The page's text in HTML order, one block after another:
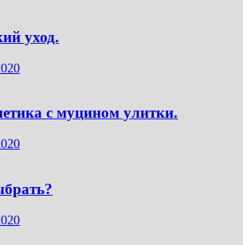
уход.
с муцином улитки.